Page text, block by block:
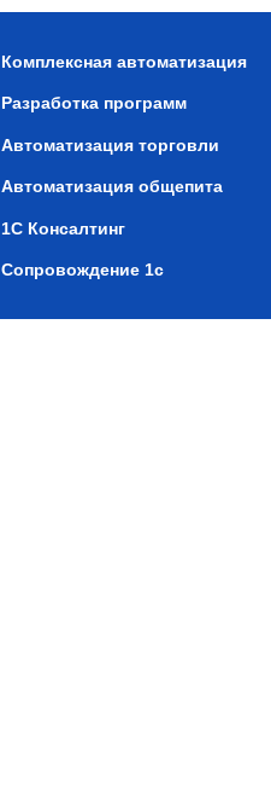
Комплексная автоматизация
Разработка программ
Автоматизация торговли
Автоматизация общепита
1C Консалтинг
Сопровождение 1с